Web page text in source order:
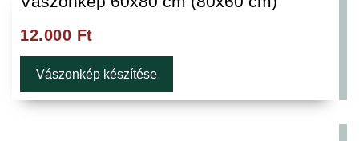
12.000 Ft
Vászonkép készítése